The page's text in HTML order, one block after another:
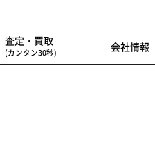
査定・買取
(カンタン30秒) 会社情報